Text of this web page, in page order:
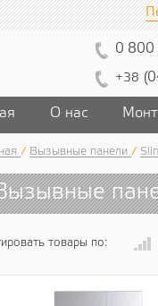
0 800
+38 (
О нас
/ Вызывные панели /
товары по: